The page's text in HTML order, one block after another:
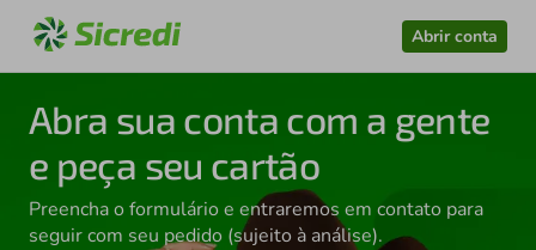
Abrir conta
Abra sua conta com a gente
e peça seu cartão
Preencha o formulário e entraremos em contato para
seguir com seu pedido (sujeito à análise).